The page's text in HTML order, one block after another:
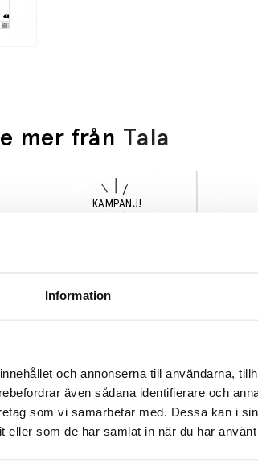
Information
och annonserna till användarna,
även sådana identifierare och
som vi samarbetar med. Dessa kan i
eller som de har samlat in när du har
mer från Tala
Kilter Vägglampa Short 2200K White IP44